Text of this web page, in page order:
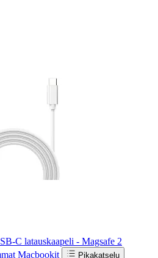
C latauskaapeli - Magsafe 2
Macbookit
Pikakatselu